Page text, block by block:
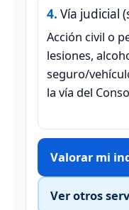
Vía judicial
Acción civil o
lesiones,
seguro/
la vía del
Valorar mi
Ver otros